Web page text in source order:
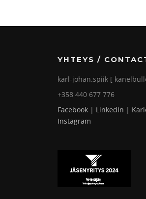
YHTEYS /
karl-johan.spiik [
+358 440 677 776
Facebook | LinkedIn |
Instagram